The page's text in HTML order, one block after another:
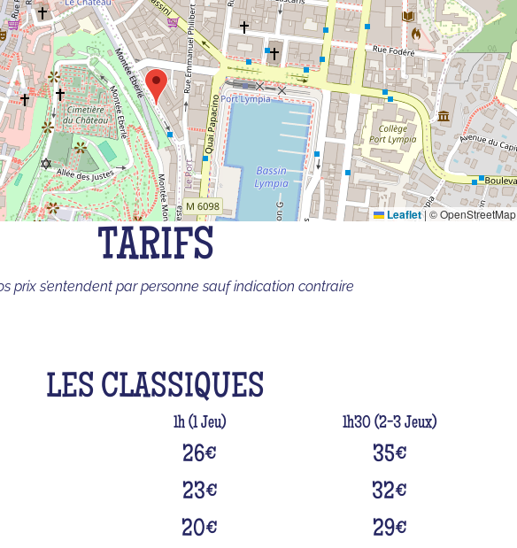
Leaflet|© OpenStreetMap
TARIFS
prix s’entendent par personne sauf indication contraire
LES CLASSIQUES
1h (1 Jeu) 1h30 (2-3 Jeux)
26€ 35€
23€ 32€
20€ 29€